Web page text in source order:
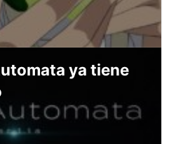
ya tiene